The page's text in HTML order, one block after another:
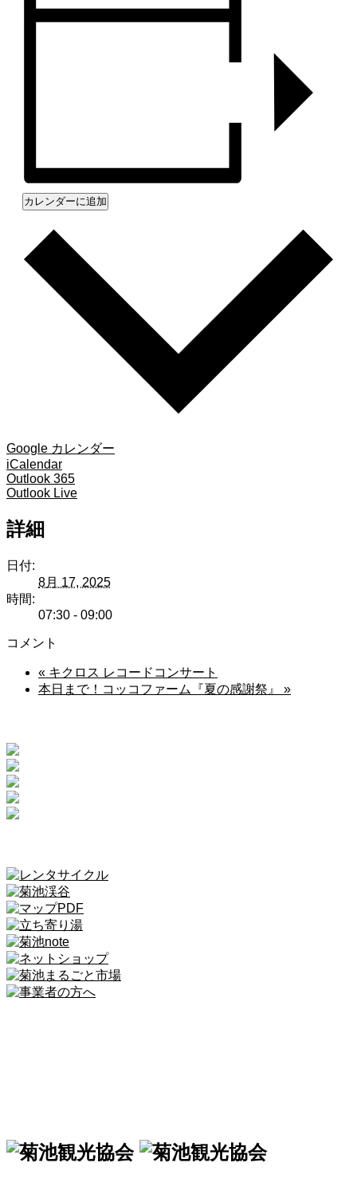
カレンダーに追加
Google カレンダー
iCalendar
Outlook 365
Outlook Live
詳細
日付:
8月 17, 2025
時間:
07:30 - 09:00
コメント
« キクロス レコードコンサート
本日まで！コッコファーム『夏の感謝祭』 »